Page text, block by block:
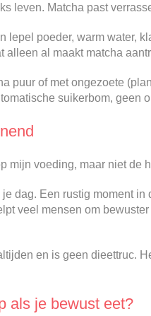
leven. Matcha past
lepel poeder, warm water,
alleen al maakt matcha
puur of met ongezoete
suikerbom, geen
mijn voeding, maar niet de
dag. Een rustig moment
veel mensen om
en is geen dieettruc.
als je bewust eet?